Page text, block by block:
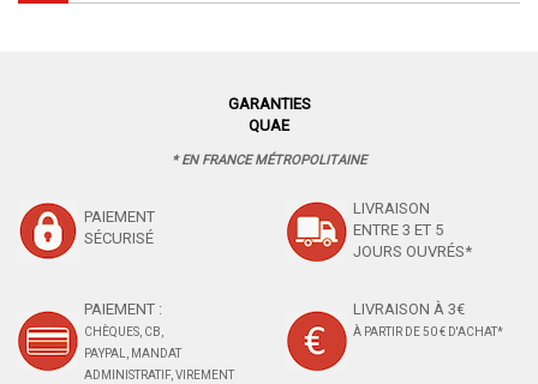
GARANTIES
QUAE
* EN FRANCE MÉTROPOLITAINE
PAIEMENT
SÉCURISÉ
LIVRAISON
ENTRE 3 ET 5
JOURS OUVRÉS*
PAIEMENT :
CHÈQUES, CB,
PAYPAL, MANDAT
ADMINISTRATIF, VIREMENT
LIVRAISON À 3€
À PARTIR DE 50 € D'ACHAT*